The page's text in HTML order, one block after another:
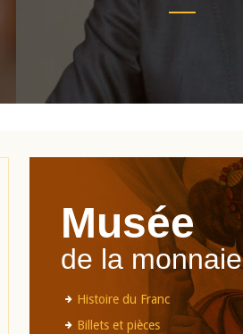
Musée
de la monnaie
Histoire du Franc
Billets et pièces